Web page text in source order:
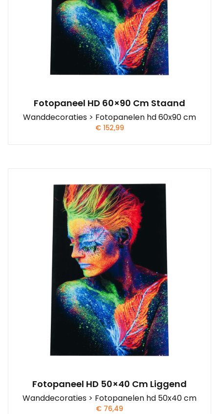
Fotopaneel HD 60×90 Cm Staand
Wanddecoraties > Fotopanelen hd 60x90 cm
€152,99
Fotopaneel HD 50×40 Cm Liggend
Wanddecoraties > Fotopanelen hd 50x40 cm
€ 76,49